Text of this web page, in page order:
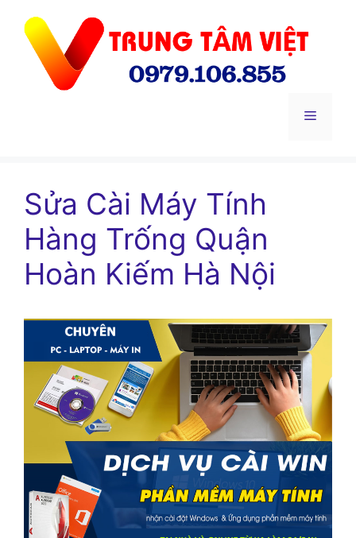
Menu
Sửa Cài Máy Tính
Hàng Trống Quận
Hoàn Kiếm Hà Nội